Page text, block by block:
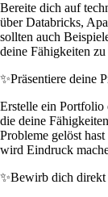
Bereite dich auf
über Databricks,
sollten auch
deine Fähigkeiten
✨Präsentiere deine
Erstelle ein Portfolio
die deine
Probleme gelöst
wird Eindruck
✨Bewirb dich direkt